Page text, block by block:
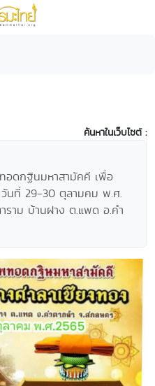
ค้นหาในเว็บไซต์ :
อดกฐินมหาสามัคคี เพื่อ
วันที่ 29-30 ตุลามคม พ.ศ.
ราม บ้านฝาง ต.แพด อ.คำ